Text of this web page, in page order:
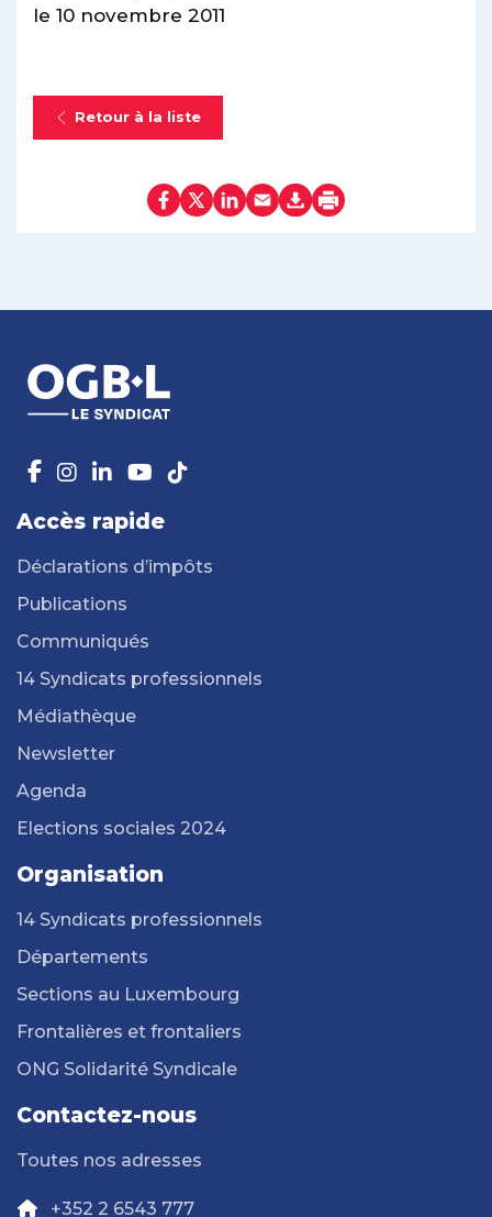
le 10 novembre 2011
Retour à la liste
Accès rapide
Déclarations d’impôts
Publications
Communiqués
14 Syndicats professionnels
Médiathèque
Newsletter
Agenda
Elections sociales 2024
Organisation
14 Syndicats professionnels
Départements
Sections au Luxembourg
Frontalières et frontaliers
ONG Solidarité Syndicale
Contactez-nous
Toutes nos adresses
+352 2 6543 777